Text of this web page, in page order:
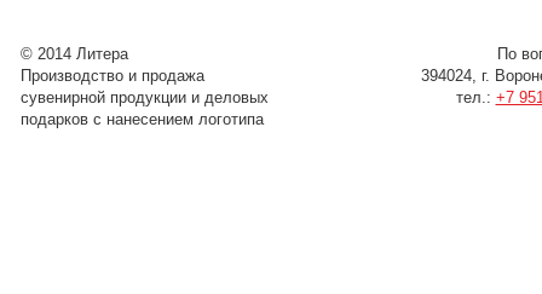
© 2014 Литера
Производство и продажа
сувенирной продукции и деловых
подарков с нанесением логотипа
По
394024, г.
тел.: +7